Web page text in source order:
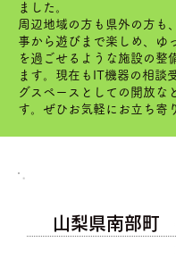
ました。
周辺地域の方も県外の方も
事から遊びまで楽しめ、ゆ
を過ごせるような施設の整
ます。現在もIT機器の相談
グスペースとしての開放な
す。ぜひお気軽にお立ち寄
山梨県南部町